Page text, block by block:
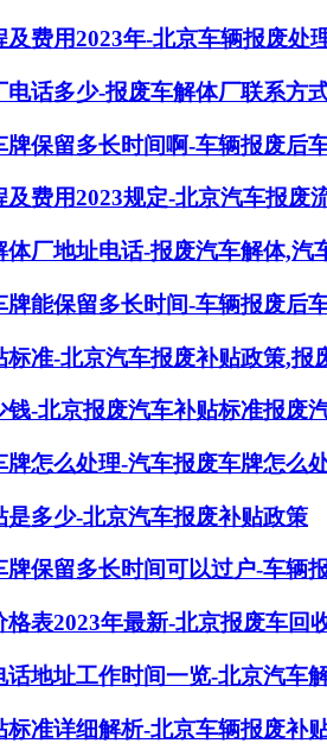
费用2023年-北京车辆报废处
话多少-报废车解体厂联系方
保留多长时间啊-车辆报废后
费用2023规定-北京汽车报废
厂地址电话-报废汽车解体,汽
能保留多长时间-车辆报废后
准-北京汽车报废补贴政策,报
-北京报废汽车补贴标准报废
怎么处理-汽车报废车牌怎么
多少-北京汽车报废补贴政策
保留多长时间可以过户-车辆
表2023年最新-北京报废车回
地址工作时间一览-北京汽车
准详细解析-北京车辆报废补